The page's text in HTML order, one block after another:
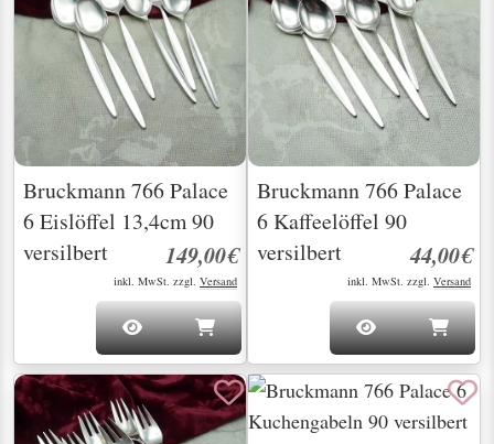
Bruckmann 766 Palace
6 Eislöffel 13,4cm 90
versilbert
149,00€
inkl. MwSt. zzgl. Versand
Bruckmann 766 Palace
6 Kaffeelöffel 90
versilbert
44,00€
inkl. MwSt. zzgl. Versand